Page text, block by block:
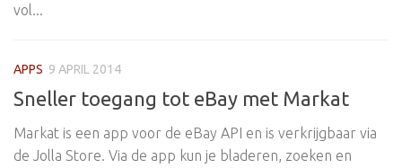
vol...
APPS 9 APRIL 2014
Sneller toegang tot eBay met Markat
Markat is een app voor de eBay API en is verkrijgbaar via
de Jolla Store. Via de app kun je bladeren, zoeken en